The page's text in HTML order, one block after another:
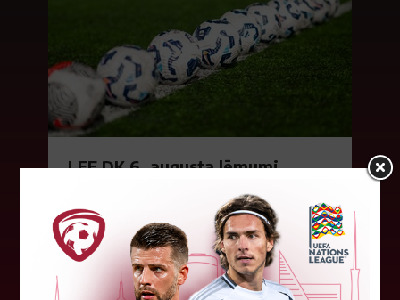
LFF DK 6. augusta lēmumi
LFF Disciplinārlietu komitejas sēdes protokols
Nr. DK 26/-38 Rīgā, 2026. gada 6. augustā.
Piedalās:Komitejas locekļi: Jevgenija
Tverjanoviča-Bore, Raivis Grīnbergs...